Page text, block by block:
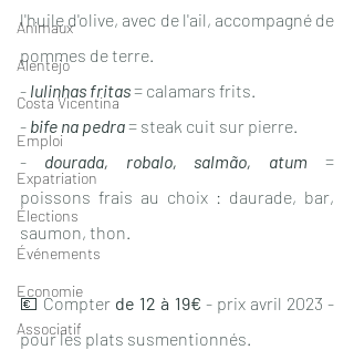
Animaux
Alentejo
Costa Vicentina
Emploi
Expatriation
Élections
Événements
Economie
Associatif
l'huile d'olive, avec de l'ail, accompagné de
pommes de terre.
- lulinhas fritas = calamars frits.
- bife na pedra = steak cuit sur pierre.
- dourada, robalo, salmão, atum =
poissons frais au choix : daurade, bar,
saumon, thon.
💶 Compter de 12 à 19€ - prix avril 2023 -
pour les plats susmentionnés.